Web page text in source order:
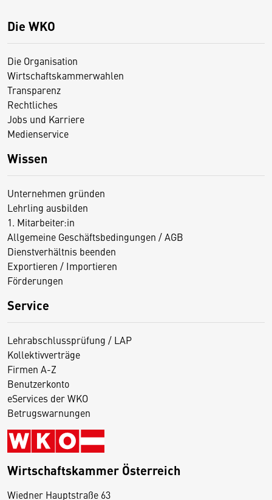
Die WKO
Die Organisation
Wirtschaftskammerwahlen
Transparenz
Rechtliches
Jobs und Karriere
Medienservice
Wissen
Unternehmen gründen
Lehrling ausbilden
1. Mitarbeiter:in
Allgemeine Geschäftsbedingungen / AGB
Dienstverhältnis beenden
Exportieren / Importieren
Förderungen
Service
Lehrabschlussprüfung / LAP
Kollektivverträge
Firmen A-Z
Benutzerkonto
eServices der WKO
Betrugswarnungen
Wirtschaftskammer Österreich
Wiedner Hauptstraße 63